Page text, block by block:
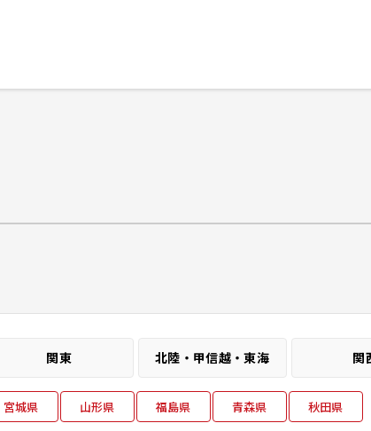
関東 北陸・甲信越・東海 関
宮城県 山形県 福島県 青森県 秋田県